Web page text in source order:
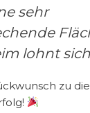
sehr
lohnt
zu